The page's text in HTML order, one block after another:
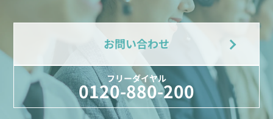
お問い合わせ
フリーダイヤル
0120-880-200